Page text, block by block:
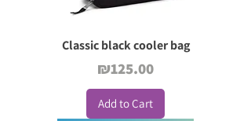
Classic black cooler bag
Price
₪125.00
Add to Cart